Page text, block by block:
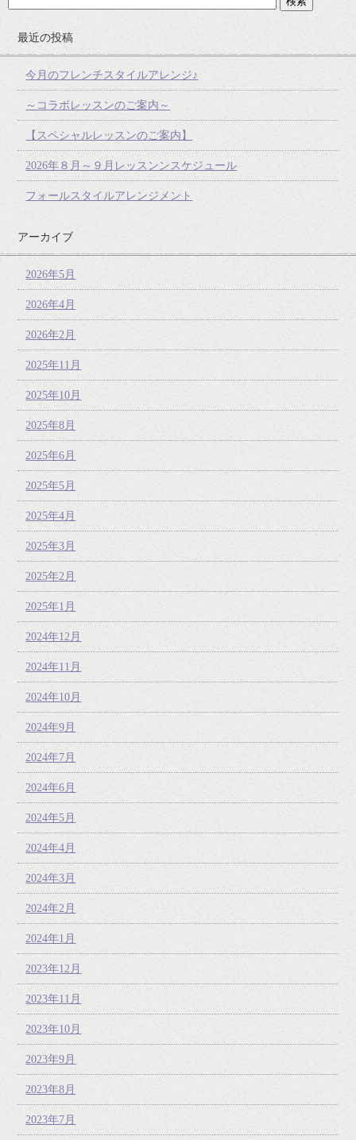
最近の投稿
今月のフレンチスタイルアレンジ♪
～コラボレッスンのご案内～
【スペシャルレッスンのご案内】
2026年８月～９月レッスンンスケジュール
フォールスタイルアレンジメント
アーカイブ
2026年5月
2026年4月
2026年2月
2025年11月
2025年10月
2025年8月
2025年6月
2025年5月
2025年4月
2025年3月
2025年2月
2025年1月
2024年12月
2024年11月
2024年10月
2024年9月
2024年7月
2024年6月
2024年5月
2024年4月
2024年3月
2024年2月
2024年1月
2023年12月
2023年11月
2023年10月
2023年9月
2023年8月
2023年7月